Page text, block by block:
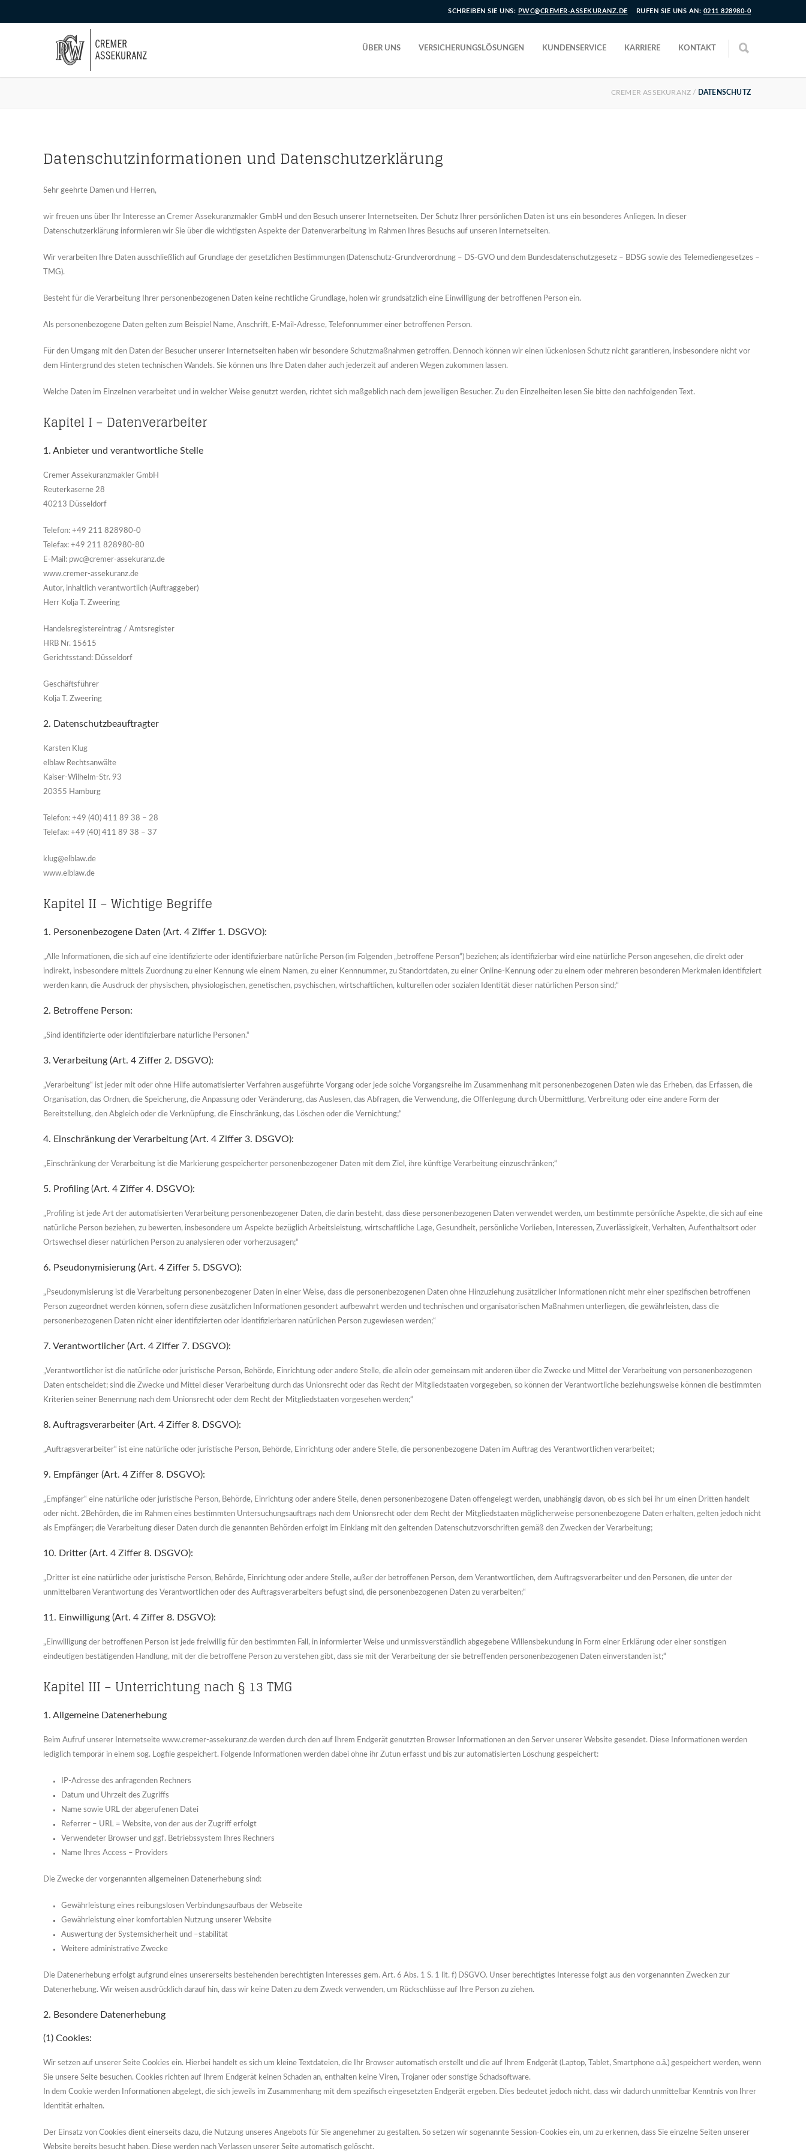
SCHREIBEN SIE UNS: PWC@CREMER-ASSEKURANZ.DE RUFEN SIE UNS AN: 0211 828980-0
ÜBER UNS VERSICHERUNGSLÖSUNGEN KUNDENSERVICE KARRIERE KONTAKT
CREMER ASSEKURANZ / DATENSCHUTZ
Datenschutzinformationen und Datenschutzerklärung
Sehr geehrte Damen und Herren,
wir freuen uns über Ihr Interesse an Cremer Assekuranzmakler GmbH und den Besuch unserer Internetseiten. Der Schutz Ihrer persönlichen Daten ist uns ein besonderes Anliegen. In dieser
Datenschutzerklärung informieren wir Sie über die wichtigsten Aspekte der Datenverarbeitung im Rahmen Ihres Besuchs auf unseren Internetseiten.
Wir verarbeiten Ihre Daten ausschließlich auf Grundlage der gesetzlichen Bestimmungen (Datenschutz-Grundverordnung – DS-GVO und dem Bundesdatenschutzgesetz – BDSG sowie des Telemediengesetzes –
TMG).
Besteht für die Verarbeitung Ihrer personenbezogenen Daten keine rechtliche Grundlage, holen wir grundsätzlich eine Einwilligung der betroffenen Person ein.
Als personenbezogene Daten gelten zum Beispiel Name, Anschrift, E-Mail-Adresse, Telefonnummer einer betroffenen Person.
Für den Umgang mit den Daten der Besucher unserer Internetseiten haben wir besondere Schutzmaßnahmen getroffen. Dennoch können wir einen lückenlosen Schutz nicht garantieren, insbesondere nicht vor
dem Hintergrund des steten technischen Wandels. Sie können uns Ihre Daten daher auch jederzeit auf anderen Wegen zukommen lassen.
Welche Daten im Einzelnen verarbeitet und in welcher Weise genutzt werden, richtet sich maßgeblich nach dem jeweiligen Besucher. Zu den Einzelheiten lesen Sie bitte den nachfolgenden Text.
Kapitel I – Datenverarbeiter
1. Anbieter und verantwortliche Stelle
Cremer Assekuranzmakler GmbH
Reuterkaserne 28
40213 Düsseldorf
Telefon: +49 211 828980-0
Telefax: +49 211 828980-80
E-Mail: pwc@cremer-assekuranz.de
www.cremer-assekuranz.de
Autor, inhaltlich verantwortlich (Auftraggeber)
Herr Kolja T. Zweering
Handelsregistereintrag / Amtsregister
HRB Nr. 15615
Gerichtsstand: Düsseldorf
Geschäftsführer
Kolja T. Zweering
2. Datenschutzbeauftragter
Karsten Klug
elblaw Rechtsanwälte
Kaiser-Wilhelm-Str. 93
20355 Hamburg
Telefon: +49 (40) 411 89 38 – 28
Telefax: +49 (40) 411 89 38 – 37
klug@elblaw.de
www.elblaw.de
Kapitel II – Wichtige Begriffe
1. Personenbezogene Daten (Art. 4 Ziffer 1. DSGVO):
„Alle Informationen, die sich auf eine identifizierte oder identifizierbare natürliche Person (im Folgenden „betroffene Person“) beziehen; als identifizierbar wird eine natürliche Person angesehen, die direkt oder
indirekt, insbesondere mittels Zuordnung zu einer Kennung wie einem Namen, zu einer Kennnummer, zu Standortdaten, zu einer Online-Kennung oder zu einem oder mehreren besonderen Merkmalen identifiziert
werden kann, die Ausdruck der physischen, physiologischen, genetischen, psychischen, wirtschaftlichen, kulturellen oder sozialen Identität dieser natürlichen Person sind;“
2. Betroffene Person:
„Sind identifizierte oder identifizierbare natürliche Personen.“
3. Verarbeitung (Art. 4 Ziffer 2. DSGVO):
„Verarbeitung“ ist jeder mit oder ohne Hilfe automatisierter Verfahren ausgeführte Vorgang oder jede solche Vorgangsreihe im Zusammenhang mit personenbezogenen Daten wie das Erheben, das Erfassen, die
Organisation, das Ordnen, die Speicherung, die Anpassung oder Veränderung, das Auslesen, das Abfragen, die Verwendung, die Offenlegung durch Übermittlung, Verbreitung oder eine andere Form der
Bereitstellung, den Abgleich oder die Verknüpfung, die Einschränkung, das Löschen oder die Vernichtung;“
4. Einschränkung der Verarbeitung (Art. 4 Ziffer 3. DSGVO):
„Einschränkung der Verarbeitung ist die Markierung gespeicherter personenbezogener Daten mit dem Ziel, ihre künftige Verarbeitung einzuschränken;“
5. Profiling (Art. 4 Ziffer 4. DSGVO):
„Profiling ist jede Art der automatisierten Verarbeitung personenbezogener Daten, die darin besteht, dass diese personenbezogenen Daten verwendet werden, um bestimmte persönliche Aspekte, die sich auf eine
natürliche Person beziehen, zu bewerten, insbesondere um Aspekte bezüglich Arbeitsleistung, wirtschaftliche Lage, Gesundheit, persönliche Vorlieben, Interessen, Zuverlässigkeit, Verhalten, Aufenthaltsort oder
Ortswechsel dieser natürlichen Person zu analysieren oder vorherzusagen;“
6. Pseudonymisierung (Art. 4 Ziffer 5. DSGVO):
„Pseudonymisierung ist die Verarbeitung personenbezogener Daten in einer Weise, dass die personenbezogenen Daten ohne Hinzuziehung zusätzlicher Informationen nicht mehr einer spezifischen betroffenen
Person zugeordnet werden können, sofern diese zusätzlichen Informationen gesondert aufbewahrt werden und technischen und organisatorischen Maßnahmen unterliegen, die gewährleisten, dass die
personenbezogenen Daten nicht einer identifizierten oder identifizierbaren natürlichen Person zugewiesen werden;“
7. Verantwortlicher (Art. 4 Ziffer 7. DSGVO):
„Verantwortlicher ist die natürliche oder juristische Person, Behörde, Einrichtung oder andere Stelle, die allein oder gemeinsam mit anderen über die Zwecke und Mittel der Verarbeitung von personenbezogenen
Daten entscheidet; sind die Zwecke und Mittel dieser Verarbeitung durch das Unionsrecht oder das Recht der Mitgliedstaaten vorgegeben, so können der Verantwortliche beziehungsweise können die bestimmten
Kriterien seiner Benennung nach dem Unionsrecht oder dem Recht der Mitgliedstaaten vorgesehen werden;“
8. Auftragsverarbeiter (Art. 4 Ziffer 8. DSGVO):
„Auftragsverarbeiter“ ist eine natürliche oder juristische Person, Behörde, Einrichtung oder andere Stelle, die personenbezogene Daten im Auftrag des Verantwortlichen verarbeitet;
9. Empfänger (Art. 4 Ziffer 8. DSGVO):
„Empfänger“ eine natürliche oder juristische Person, Behörde, Einrichtung oder andere Stelle, denen personenbezogene Daten offengelegt werden, unabhängig davon, ob es sich bei ihr um einen Dritten handelt
oder nicht. 2Behörden, die im Rahmen eines bestimmten Untersuchungsauftrags nach dem Unionsrecht oder dem Recht der Mitgliedstaaten möglicherweise personenbezogene Daten erhalten, gelten jedoch nicht
als Empfänger; die Verarbeitung dieser Daten durch die genannten Behörden erfolgt im Einklang mit den geltenden Datenschutzvorschriften gemäß den Zwecken der Verarbeitung;
10. Dritter (Art. 4 Ziffer 8. DSGVO):
„Dritter ist eine natürliche oder juristische Person, Behörde, Einrichtung oder andere Stelle, außer der betroffenen Person, dem Verantwortlichen, dem Auftragsverarbeiter und den Personen, die unter der
unmittelbaren Verantwortung des Verantwortlichen oder des Auftragsverarbeiters befugt sind, die personenbezogenen Daten zu verarbeiten;“
11. Einwilligung (Art. 4 Ziffer 8. DSGVO):
„Einwilligung der betroffenen Person ist jede freiwillig für den bestimmten Fall, in informierter Weise und unmissverständlich abgegebene Willensbekundung in Form einer Erklärung oder einer sonstigen
eindeutigen bestätigenden Handlung, mit der die betroffene Person zu verstehen gibt, dass sie mit der Verarbeitung der sie betreffenden personenbezogenen Daten einverstanden ist;“
Kapitel III – Unterrichtung nach § 13 TMG
1. Allgemeine Datenerhebung
Beim Aufruf unserer Internetseite www.cremer-assekuranz.de werden durch den auf Ihrem Endgerät genutzten Browser Informationen an den Server unserer Website gesendet. Diese Informationen werden
lediglich temporär in einem sog. Logfile gespeichert. Folgende Informationen werden dabei ohne ihr Zutun erfasst und bis zur automatisierten Löschung gespeichert:
IP-Adresse des anfragenden Rechners
Datum und Uhrzeit des Zugriffs
Name sowie URL der abgerufenen Datei
Referrer – URL = Website, von der aus der Zugriff erfolgt
Verwendeter Browser und ggf. Betriebssystem Ihres Rechners
Name Ihres Access – Providers
Die Zwecke der vorgenannten allgemeinen Datenerhebung sind:
Gewährleistung eines reibungslosen Verbindungsaufbaus der Webseite
Gewährleistung einer komfortablen Nutzung unserer Website
Auswertung der Systemsicherheit und –stabilität
Weitere administrative Zwecke
Die Datenerhebung erfolgt aufgrund eines unsererseits bestehenden berechtigten Interesses gem. Art. 6 Abs. 1 S. 1 lit. f) DSGVO. Unser berechtigtes Interesse folgt aus den vorgenannten Zwecken zur
Datenerhebung. Wir weisen ausdrücklich darauf hin, dass wir keine Daten zu dem Zweck verwenden, um Rückschlüsse auf Ihre Person zu ziehen.
2. Besondere Datenerhebung
(1) Cookies:
Wir setzen auf unserer Seite Cookies ein. Hierbei handelt es sich um kleine Textdateien, die Ihr Browser automatisch erstellt und die auf Ihrem Endgerät (Laptop, Tablet, Smartphone o.ä.) gespeichert werden, wenn
Sie unsere Seite besuchen. Cookies richten auf Ihrem Endgerät keinen Schaden an, enthalten keine Viren, Trojaner oder sonstige Schadsoftware.
In dem Cookie werden Informationen abgelegt, die sich jeweils im Zusammenhang mit dem spezifisch eingesetzten Endgerät ergeben. Dies bedeutet jedoch nicht, dass wir dadurch unmittelbar Kenntnis von Ihrer
Identität erhalten.
Der Einsatz von Cookies dient einerseits dazu, die Nutzung unseres Angebots für Sie angenehmer zu gestalten. So setzen wir sogenannte Session-Cookies ein, um zu erkennen, dass Sie einzelne Seiten unserer
Website bereits besucht haben. Diese werden nach Verlassen unserer Seite automatisch gelöscht.